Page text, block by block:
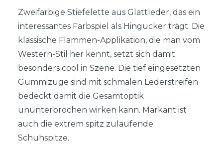
Zweifarbige Stiefelette aus Glattleder, das ein
interessantes Farbspiel als Hingucker trägt. Die
klassische Flammen-Applikation, die man vom
Western-Stil her kennt, setzt sich damit
besonders cool in Szene. Die tief eingesetzten
Gummizüge sind mit schmalen Lederstreifen
bedeckt damit die Gesamtoptik
ununterbrochen wirken kann. Markant ist
auch die extrem spitz zulaufende
Schuhspitze.